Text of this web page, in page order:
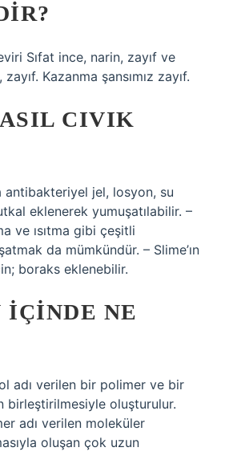
Sıfat ince, narin, zayıf ve
Kazanma şansımız zayıf.
CIVIK
antibakteriyel jel, losyon, su
eklenerek yumuşatılabilir. –
ve ısıtma gibi çeşitli
da mümkündür. – Slime’ın
boraks eklenebilir.
IÇINDE NE
adı verilen bir polimer ve bir
birleştirilmesiyle oluşturulur.
adı verilen moleküler
oluşan çok uzun